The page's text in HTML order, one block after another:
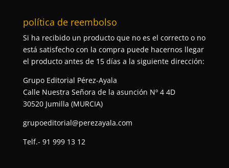
política de reembolso
Si ha recibido un producto que no es el correcto o no
está satisfecho con la compra puede hacernos llegar
el producto antes de 15 días a la siguiente dirección:
Grupo Editorial Pérez-Ayala
Calle Nuestra Señora de la asunción Nº 4 4D
30520 Jumilla (MURCIA)
grupoeditorial@perezayala.com
Telf.- 91 999 13 12